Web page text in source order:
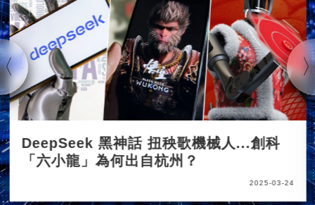
DeepSeek 黑神話 扭秧歌機械人...創科
「六小龍」為何出自杭州？
2025-03-24